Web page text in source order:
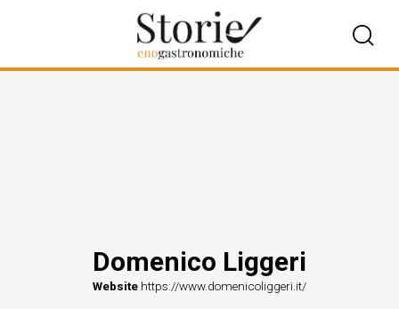
Domenico Liggeri
Website https://www.domenicoliggeri.it/